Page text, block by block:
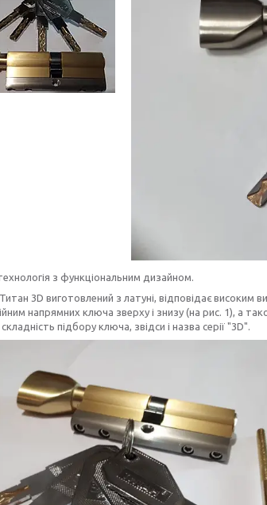
з функціональним дизайном.
3D виготовлений з латуні, відповідає
напрямних ключа зверху і знизу (на рис. 1), а
підбору ключа, звідси і назва серії "3D".